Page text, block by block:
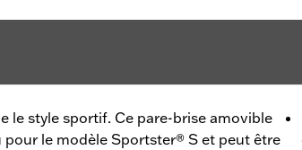
le style sportif. Ce pare-brise amovible
le modèle Sportster® S et peut être